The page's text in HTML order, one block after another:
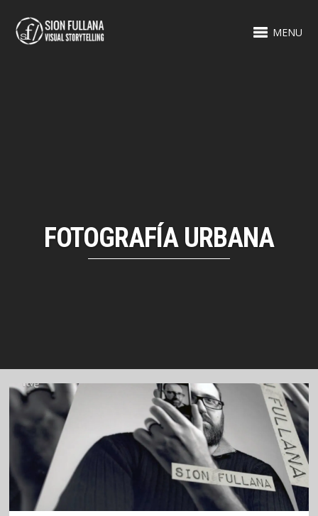
MENU
FOTOGRAFÍA URBANA